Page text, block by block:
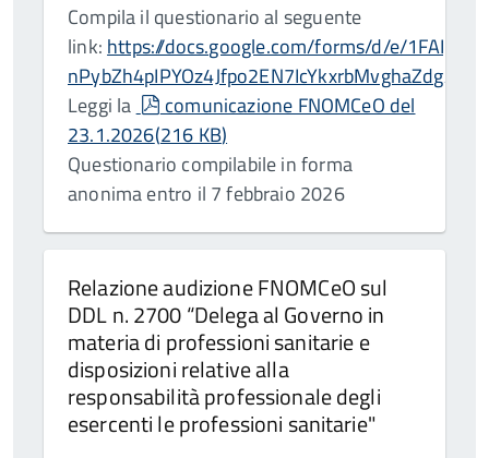
Compila il questionario al seguente
link: https://docs.google.com/forms/d/e/
nPybZh4pIPYOz4Jfpo2EN7IcYkxrbMvghaZdg/
Leggi la
pdf
comunicazione FNOMCeO del
23.1.2026(216 KB)
Questionario compilabile in forma
anonima entro il 7 febbraio 2026
Relazione audizione FNOMCeO sul
DDL n. 2700 “Delega al Governo in
materia di professioni sanitarie e
disposizioni relative alla
responsabilità professionale degli
esercenti le professioni sanitarie"